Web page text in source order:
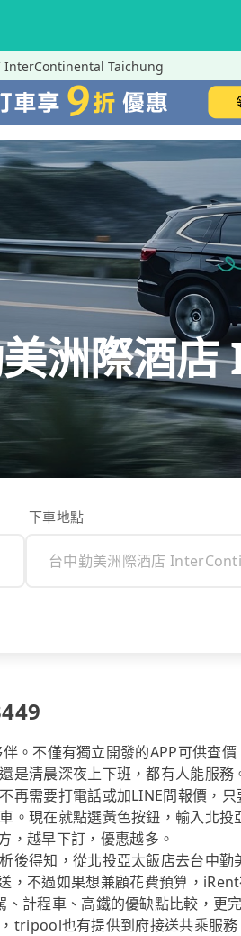
InterContinental Taichung
洲際酒
下車地點
。不僅有獨立開發的APP可供查價
是清晨深夜上下班，都有人能服務
再需要打電話或加LINE問報價，
。現在就點選黃色按鈕，輸入北投
越早下訂，優惠越多。
後得知，從北投亞太飯店去台中勤
不過如果想兼顧花費預算，
計程車、高鐵的優缺點比較，更
tripool也有提供到府接送共乘服務